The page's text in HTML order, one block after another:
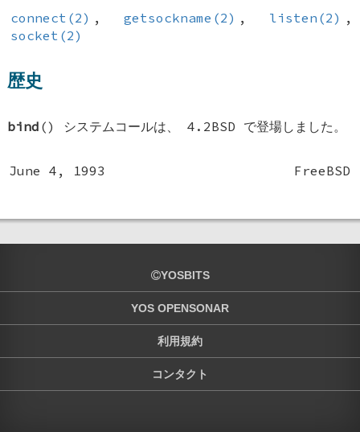
connect(2) , getsockname(2) , listen(2) ,
socket(2)
歴史
bind () システムコールは、4.2BSD で登場しました。
June 4, 1993 FreeBSD
YOSBITS
YOS OPENSONAR
利用規約
コンタクト